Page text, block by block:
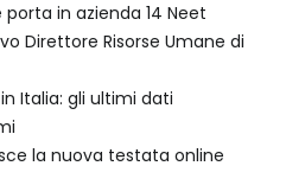
in azienda 14 Neet
Direttore Risorse Umane di
Italia: gli ultimi dati
la nuova testata online